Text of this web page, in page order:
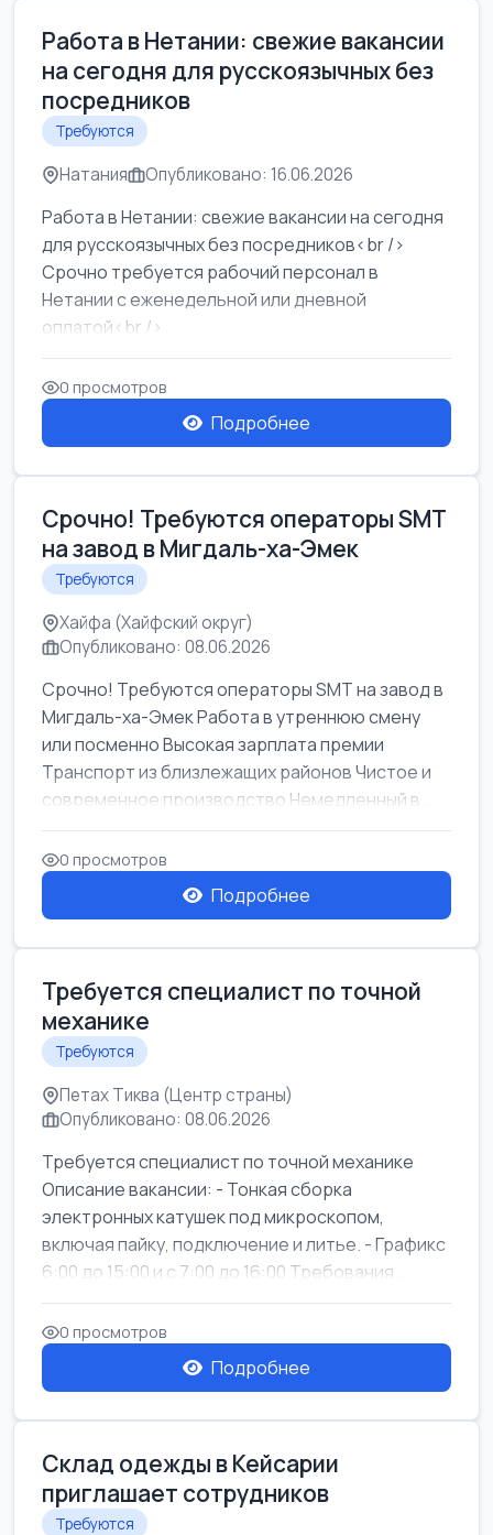
Работа в Нетании: свежие вакансии
на сегодня для русскоязычных без
посредников
Требуются
Натания Опубликовано: 16.06.2026
Работа в Нетании: свежие вакансии на сегодня
для русскоязычных без посредников<br />
Срочно требуется рабочий персонал в
Нетании с еженедельной или дневной
оплатой<br />
Свежие вакансии в Нетании дл...
0 просмотров
Подробнее
Срочно! Требуются операторы SMT
на завод в Мигдаль-ха-Эмек
Требуются
Хайфа (Хайфский округ)
Опубликовано: 08.06.2026
Срочно! Требуются операторы SMT на завод в
Мигдаль-ха-Эмек Работа в утреннюю смену
или посменно Высокая зарплата премии
Транспорт из близлежащих районов Чистое и
современное производство Немедленный в...
0 просмотров
Подробнее
Требуется специалист по точной
механике
Требуются
Петах Тиква (Центр страны)
Опубликовано: 08.06.2026
Требуется специалист по точной механике
Описание вакансии: - Тонкая сборка
электронных катушек под микроскопом,
включая пайку, подключение и литье. - Графикс
6:00 до 15:00 и с 7:00 до 16:00 Требования...
0 просмотров
Подробнее
Склад одежды в Кейсарии
приглашает сотрудников
Требуются